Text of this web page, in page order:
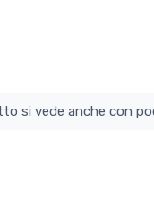
il binocolo e perfetto si